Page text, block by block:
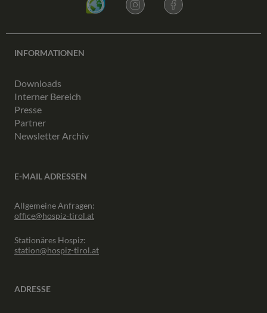
INFORMATIONEN
Downloads
Interner Bereich
Presse
Partner
Newsletter Archiv
E-MAIL ADRESSEN
Allgemeine Anfragen:
office@hospiz-tirol.at
Stationäres Hospiz:
station@hospiz-tirol.at
ADRESSE